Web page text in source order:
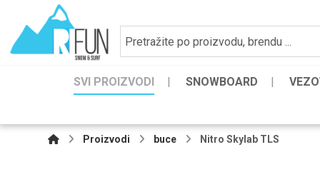
SVI PROIZVODI SNOWBOARD
Proizvodi buce Nitro Skylab TLS